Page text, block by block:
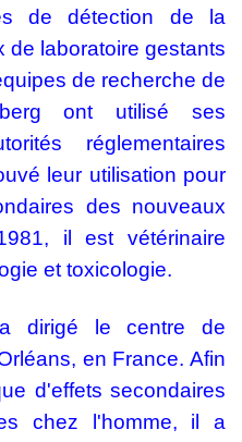
de détection de la
de laboratoire gestants
de recherche de
ont utilisé ses
réglementaires
leur utilisation pour
des nouveaux
il est vétérinaire
et toxicologie.
dirigé le centre de
en France. Afin
d'effets secondaires
chez l'homme, il a